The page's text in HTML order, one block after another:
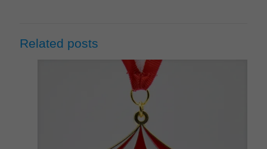
Related posts